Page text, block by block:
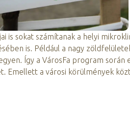
sokat számítanak a helyi
is. Például a nagy
Így a VárosFa program
Emellett a városi körülmények